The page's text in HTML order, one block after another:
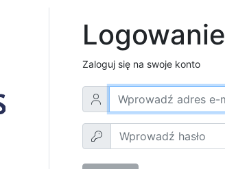
Logowanie
Zaloguj się na swoje konto